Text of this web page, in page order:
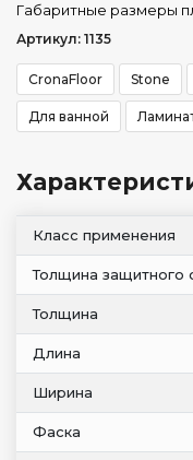
Габаритные размеры
Артикул: 1135
CronaFloor Stone
Для ванной
Класс применения
Толщина защитного
Толщина
Длина
Ширина
Фаска